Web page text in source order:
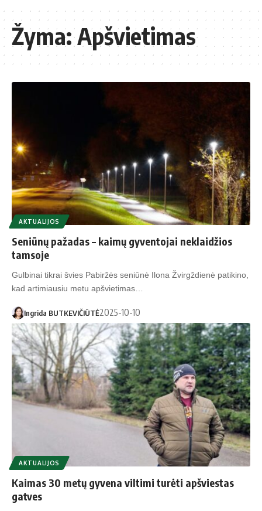
Žyma:Apšvietimas
AKTUALIJOS
Seniūnų pažadas – kaimų gyventojai neklaidžios
tamsoje
Gulbinai tikrai švies Pabiržės seniūnė Ilona Žvirgždienė patikino,
kad artimiausiu metu apšvietimas…
Ingrida BUTKEVIČIŪTĖ2025-10-10
AKTUALIJOS
Kaimas 30 metų gyvena viltimi turėti apšviestas
gatves